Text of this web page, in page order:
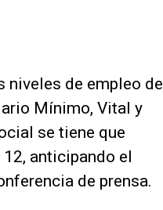
niveles de empleo de
Mínimo, Vital y
se tiene que
12, anticipando el
de prensa.